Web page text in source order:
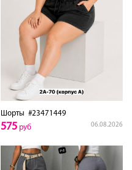
Шорты #23471449
06.08.2026
575 руб